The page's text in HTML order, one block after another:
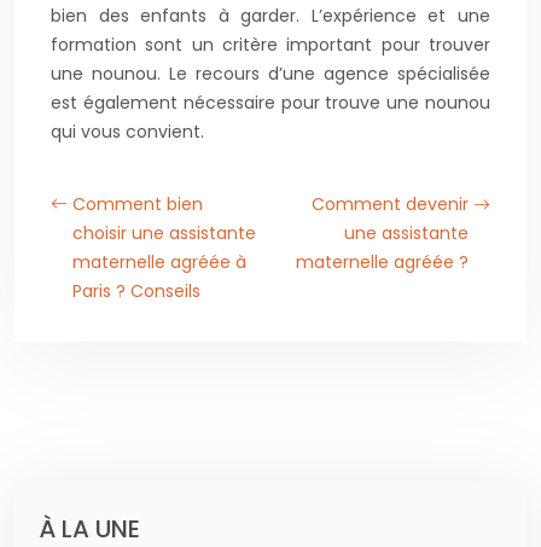
bien des enfants à garder. L’expérience et une
formation sont un critère important pour trouver
une nounou. Le recours d’une agence spécialisée
est également nécessaire pour trouve une nounou
qui vous convient.
Comment bien
choisir une assistante
maternelle agréée à
Paris ? Conseils
Comment devenir
une assistante
maternelle agréée ?
À LA UNE